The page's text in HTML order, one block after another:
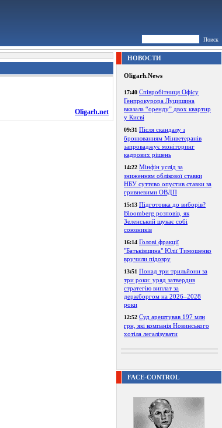
Поиск
Oligarh.net
НОВОСТИ
Oligarh.News
17:40 Співробітниця Офісу
Генпрокурора Луцишина
вказала “оренду” двох квартир
у Києві
09:31 Після скандалу з
бронюванням Мінветеранів
запроваджує моніторинг
кадрових рішень
14:22 Мінфін услід за
зниженням облікової ставки
НБУ суттєво опустив ставки за
гривневими ОВДП
15:13 Підготовка до виборів?
Bloomberg розповів, як
Зеленський шукає собі
союзників
16:14 Голові фракції
"Батьківщина" Юлії Тимошенко
вручили підозру
13:51 Понад три трильйони за
три роки: уряд затвердив
стратегію виплат за
держборгом на 2026–2028
роки
12:52 Суд арештував 197 млн
грн, які компанія Новинського
хотіла легалізувати
FACE-CONTROL